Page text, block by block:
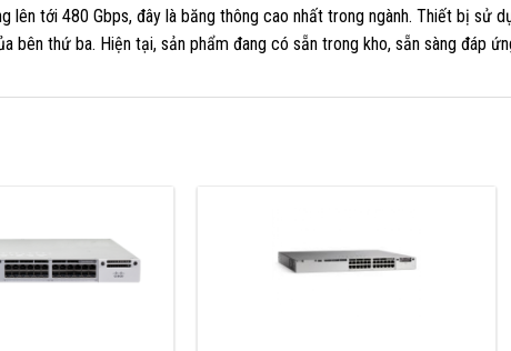
lên tới 480 Gbps, đây là băng thông cao nhất trong ngành. Thiết bị sử
thứ ba. Hiện tại, sản phẩm đang có sẵn trong kho, sẵn sàng đáp